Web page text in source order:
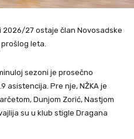
27 ostaje član Novosadske
leta.
sezoni je prosečno
asistencija. Pre nje, NŽKA je
Dunjom Zorić, Nastjom
su u klub stigle Dragana